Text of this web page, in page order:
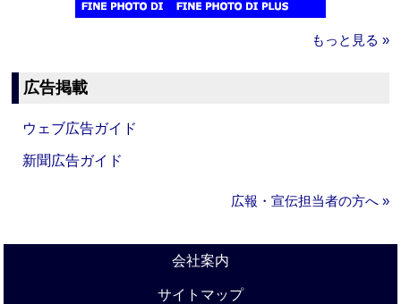
もっと見る »
広告掲載
ウェブ広告ガイド
新聞広告ガイド
広報・宣伝担当者の方へ »
会社案内
サイトマップ